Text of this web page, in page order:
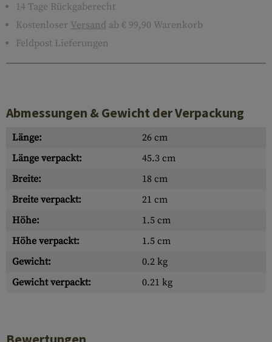
14 Tage Rückgaberecht
Kostenloser Versand ab € 99,90 Warenkorb
Feldpost Lieferungen
Abmessungen & Gewicht der Verpackung
Länge:
26 cm
Länge verpackt:
45.3 cm
Breite:
18 cm
Breite verpackt:
21 cm
Höhe:
1.5 cm
Höhe verpackt:
1.5 cm
Gewicht:
0.2 kg
Gewicht verpackt:
0.21 kg